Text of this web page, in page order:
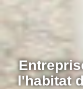
l'habitat